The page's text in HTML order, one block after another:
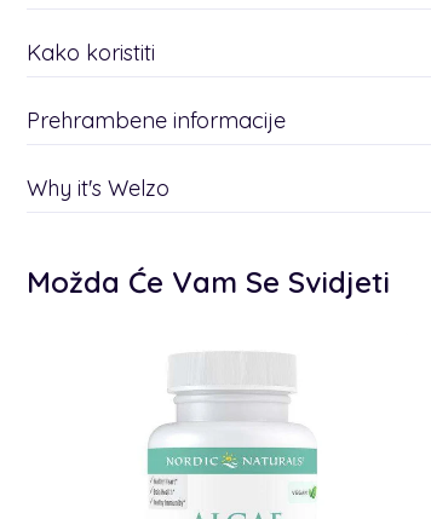
Kako koristiti
Prehrambene informacije
Why it's Welzo
Možda Će Vam Se Svidjeti